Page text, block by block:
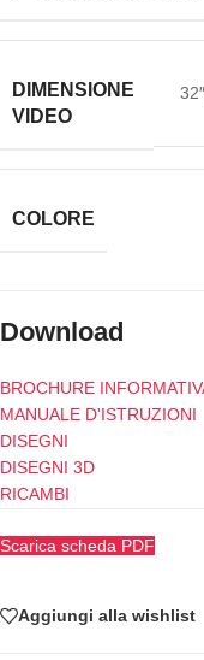
DIMENSIONE
VIDEO
COLORE
Download
BROCHURE
MANUALE D'ISTRUZIONI
DISEGNI
DISEGNI 3D
RICAMBI
Scarica scheda PDF
Aggiungi alla wishlist